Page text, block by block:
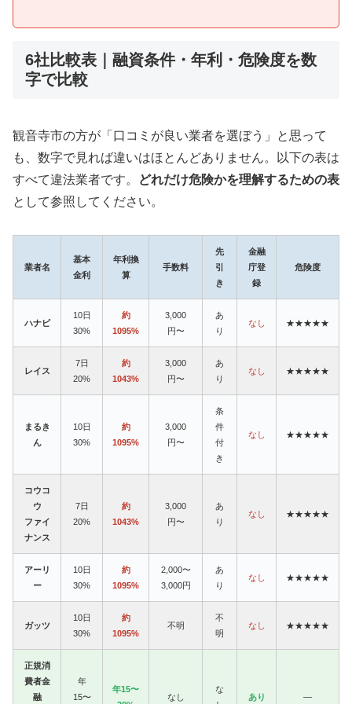
6社比較表｜融資条件・年利・危険度を数
字で比較
観音寺市の方が「口コミが良い業者を選ぼう」と思って
も、数字で見れば違いはほとんどありません。以下の表は
すべて違法業者です。
どれだけ危険かを理解するための表
として参照してください。
業者名
基本
金利
年利換
算
手数料
先
引
き
金融
庁登
録
危険度
ハナビ
10日
30%
約
1095%
3,000
円〜
あ
り
なし ★★★★★
レイス
7日
20%
約
1043%
3,000
円〜
あ
り
なし ★★★★★
まるき
ん
10日
30%
約
1095%
3,000
円〜
条
件
付
き
なし ★★★★★
コウコ
ウ
ファイ
ナンス
7日
20%
約
1043%
3,000
円〜
あ
り
なし ★★★★★
アーリ
ー
10日
30%
約
1095%
2,000〜
3,000円
あ
り
なし ★★★★★
ガッツ
10日
30%
約
1095%
不明
不
明
なし ★★★★★
正規消
費者金
融
年
15〜
年15〜
なし
な
あり —